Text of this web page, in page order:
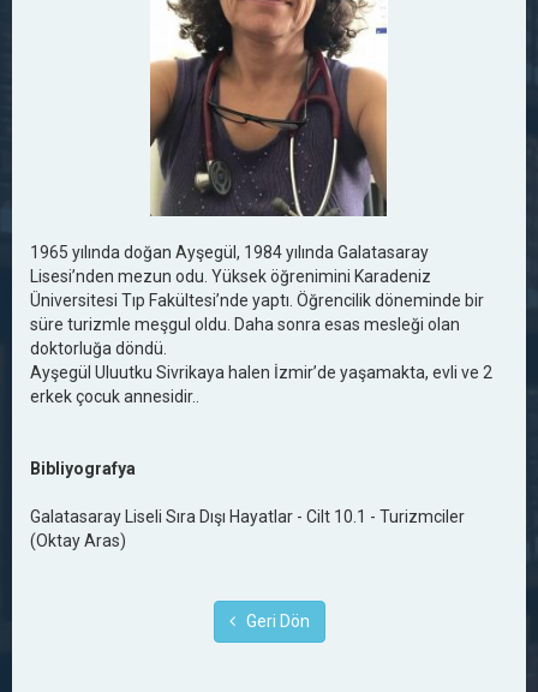
1965 yılında doğan Ayşegül, 1984 yılında Galatasaray
Lisesi’nden mezun odu. Yüksek öğrenimini Karadeniz
Üniversitesi Tıp Fakültesi’nde yaptı. Öğrencilik döneminde bir
süre turizmle meşgul oldu. Daha sonra esas mesleği olan
doktorluğa döndü.
Ayşegül Uluutku Sivrikaya halen İzmir’de yaşamakta, evli ve 2
erkek çocuk annesidir..
Bibliyografya
Galatasaray Liseli Sıra Dışı Hayatlar - Cilt 10.1 - Turizmciler
(Oktay Aras)
Geri Dön